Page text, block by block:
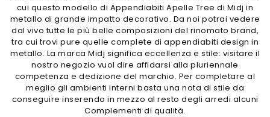
cui questo modello di Appendiabiti Apelle Tree di Midj in
metallo di grande impatto decorativo. Da noi potrai vedere
dal vivo tutte le più belle composizioni del rinomato brand,
tra cui trovi pure quelle complete di appendiabiti design in
metallo. La marca Midj significa eccellenza e stile: visitare il
nostro negozio vuol dire affidarsi alla pluriennale
competenza e dedizione del marchio. Per completare al
meglio gli ambienti interni basta una nota di stile da
conseguire inserendo in mezzo al resto degli arredi alcuni
Complementi di qualità.